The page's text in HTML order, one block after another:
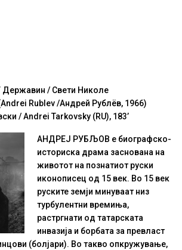
Державин / Свети Николе
Rublev /Андрей Рублёв, 1966)
/ Andrei Tarkovsky (RU), 183’
AНДРЕЈ РУБЉОВ е биографско-
историска драма заснована на
животот на познатиот руски
иконописец од 15 век. Во 15 век
руските земји минуваат низ
турбулентни времиња,
растргнати од татарската
инвазија и борбата за превласт
(болјари). Во такво опкружување,